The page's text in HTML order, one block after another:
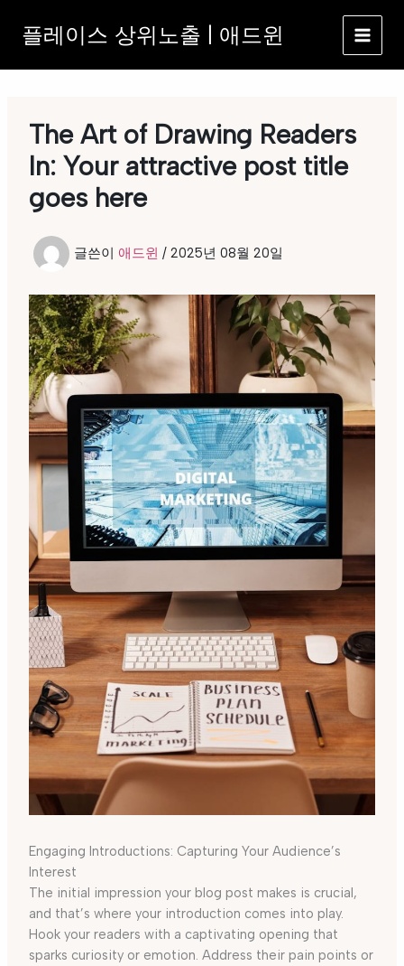
로
플레이스 상위노출 | 애드윈
The Art of Drawing Readers
In: Your attractive post title
goes here
글쓴이 애드윈 / 2025년 08월 20일
Engaging Introductions: Capturing Your Audience’s
Interest
The initial impression your blog post makes is crucial,
and that’s where your introduction comes into play.
Hook your readers with a captivating opening that
sparks curiosity or emotion. Address their pain points or